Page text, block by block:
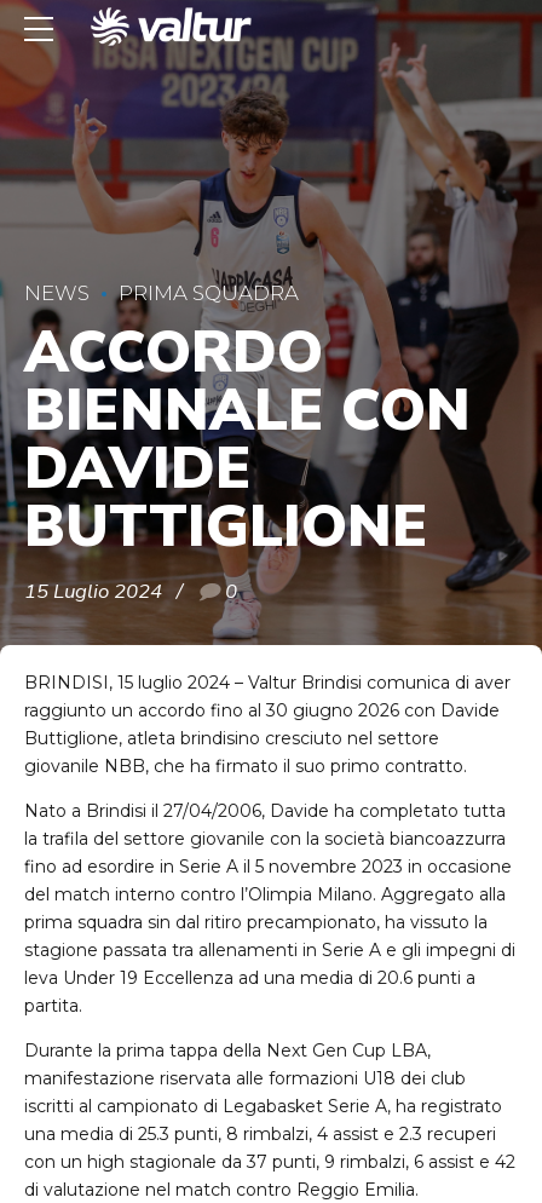
NEWS PRIMA SQUADRA
ACCORDO
BIENNALE CON
DAVIDE
BUTTIGLIONE
15 Luglio 2024 0
BRINDISI, 15 luglio 2024 – Valtur Brindisi comunica di aver
raggiunto un accordo fino al 30 giugno 2026 con Davide
Buttiglione, atleta brindisino cresciuto nel settore
giovanile NBB, che ha firmato il suo primo contratto.
Nato a Brindisi il 27/04/2006, Davide ha completato tutta
la trafila del settore giovanile con la società biancoazzurra
fino ad esordire in Serie A il 5 novembre 2023 in occasione
del match interno contro l’Olimpia Milano. Aggregato alla
prima squadra sin dal ritiro precampionato, ha vissuto la
stagione passata tra allenamenti in Serie A e gli impegni di
leva Under 19 Eccellenza ad una media di 20.6 punti a
partita.
Durante la prima tappa della Next Gen Cup LBA,
manifestazione riservata alle formazioni U18 dei club
iscritti al campionato di Legabasket Serie A, ha registrato
una media di 25.3 punti, 8 rimbalzi, 4 assist e 2.3 recuperi
con un high stagionale da 37 punti, 9 rimbalzi, 6 assist e 42
di valutazione nel match contro Reggio Emilia.